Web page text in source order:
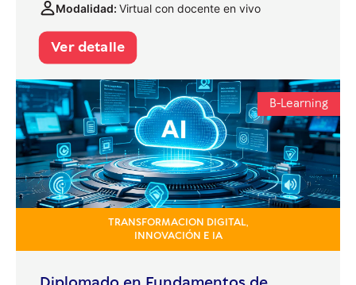
Modalidad: Virtual con docente en vivo
Ver detalle
B-Learning
TRANSFORMACION DIGITAL,
INNOVACIÓN E IA